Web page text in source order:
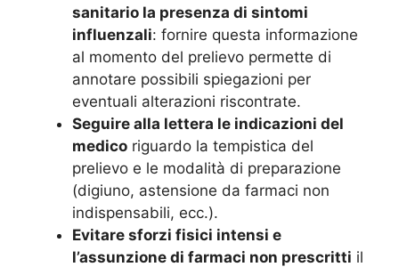
sanitario la presenza di sintomi
influenzali: fornire questa informazione
al momento del prelievo permette di
annotare possibili spiegazioni per
eventuali alterazioni riscontrate.
Seguire alla lettera le indicazioni del
medico riguardo la tempistica del
prelievo e le modalità di preparazione
(digiuno, astensione da farmaci non
indispensabili, ecc.).
Evitare sforzi fisici intensi e
l’assunzione di farmaci non prescritti il